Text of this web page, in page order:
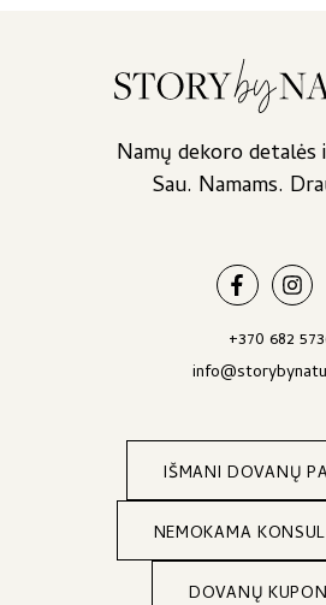
Namų dekoro detalės
Sau. Namams.
+370 682
IŠMANI DOVANŲ
NEMOKAMA
DOVANŲ